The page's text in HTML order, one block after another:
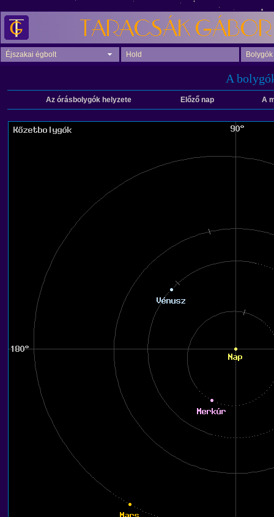
Éjszakai égbolt Hold Bolygók
A
Az órásbolygók helyzete Előző nap A